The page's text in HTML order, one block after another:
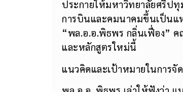
ประกายให้มหาวิทยาลัยศรีป
การบินและคมนาคมขึ้นเป็นแ
“พล.อ.อ.พิธพร กลิ่นเฟื่อง”
และหลักสูตรใหม่นี้